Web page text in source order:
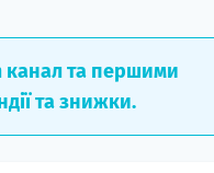
канал та першими
та знижки.